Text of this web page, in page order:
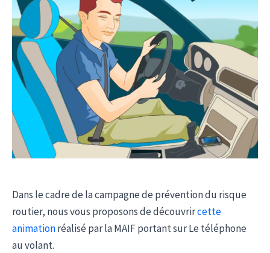
Dans le cadre de la campagne de prévention du risque
routier, nous vous proposons de découvrircette
animationréalisé par la MAIF portant sur Le téléphone
au volant.